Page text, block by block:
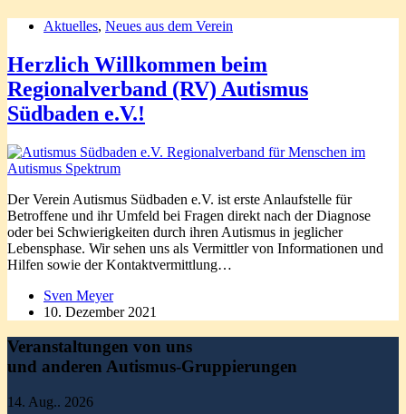
Aktuelles, Neues aus dem Verein
Herzlich Willkommen beim
Regionalverband (RV) Autismus
Südbaden e.V.!
Der Verein Autismus Südbaden e.V. ist erste Anlaufstelle für
Betroffene und ihr Umfeld bei Fragen direkt nach der Diagnose
oder bei Schwierigkeiten durch ihren Autismus in jeglicher
Lebensphase. Wir sehen uns als Vermittler von Informationen und
Hilfen sowie der Kontaktvermittlung…
Sven Meyer
10. Dezember 2021
Veranstaltungen von uns
und anderen Autismus-Gruppierungen
14. Aug.. 2026